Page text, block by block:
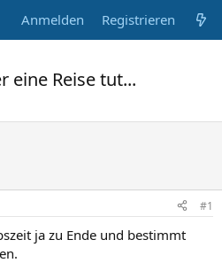
Anmelden Registrieren
eine Reise tut...
#1
ja zu Ende und bestimmt